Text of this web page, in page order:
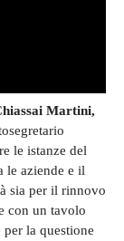
Martini,
le istanze del
le aziende e il
sia per il rinnovo
con un tavolo
la questione